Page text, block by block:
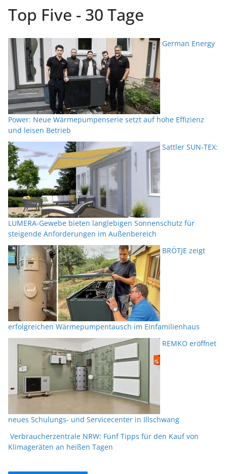
Top Five - 30 Tage
German Energy
Power: Neue Wärmepumpenserie setzt auf hohe Effizienz
und leisen Betrieb
Sattler SUN-TEX:
LUMERA-Gewebe bieten langlebigen Sonnenschutz für
steigende Anforderungen im Außenbereich
BRÖTJE zeigt
erfolgreichen Wärmepumpentausch im Einfamilienhaus
REMKO eröffnet
neues Schulungs- und Servicecenter in Illschwang
Verbraucherzentrale NRW: Fünf Tipps für den Kauf von
Klimageräten an heißen Tagen